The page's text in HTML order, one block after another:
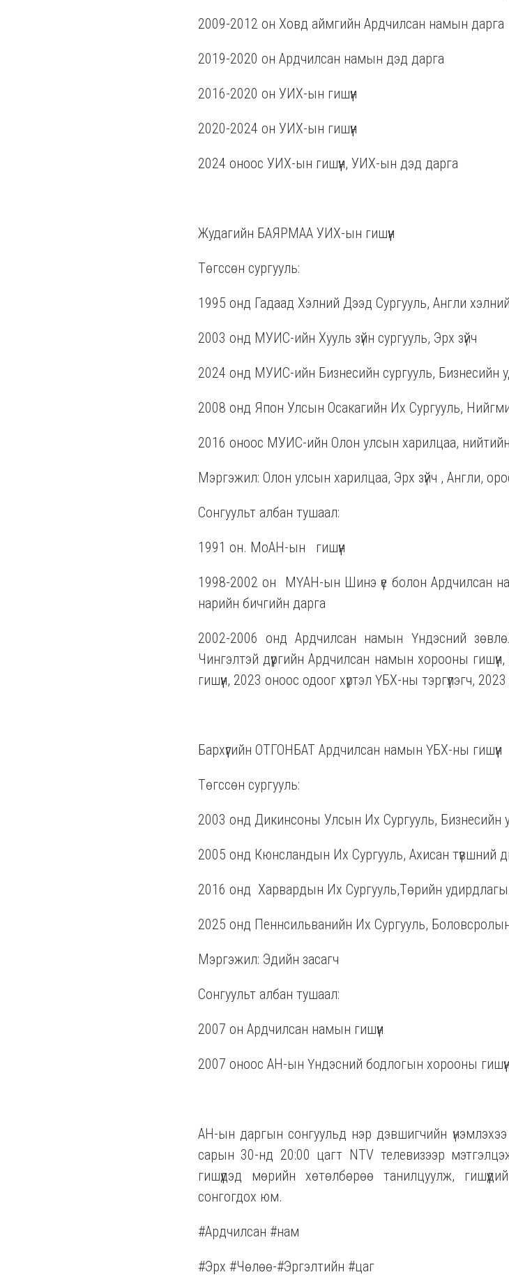
2009-2012 он Ховд аймгийн Ардчилсан намын дарга
2019-2020 он Ардчилсан намын дэд дарга
2016-2020 он УИХ-ын гишүүн
2020-2024 он УИХ-ын гишүүн
2024 оноос УИХ-ын гишүүн, УИХ-ын дэд дарга
Жудагийн БАЯРМАА УИХ-ын гишүүн
Төгссөн сургууль:
1995 онд Гадаад Хэлний Дээд Сургууль, Англи
2003 онд МУИС-ийн Хууль зүйн сургууль, Эрх зүйч
2024 онд МУИС-ийн Бизнесийн сургууль, Бизнесийн
2008 онд Япон Улсын Осакагийн Их Сургууль,
2016 оноос МУИС-ийн Олон улсын харилцаа,
Мэргэжил: Олон улсын харилцаа, Эрх зүйч , Англи,
Сонгуульт албан тушаал:
1991 он. МоАН-ын гишүүн
1998-2002 он
МҮАН-ын Шинэ үе болон Ардчилсан
нарийн бичгийн дарга
2002-2006 онд Ардчилсан намын Үндэсний
Чингэлтэй дүүргийн Ардчилсан намын хорооны
гишүүн, 2023 оноос одоог хүртэл ҮБХ-ны тэргүүлэгч,
Бархүүгийн ОТГОНБАТ Ардчилсан намын ҮБХ-ны гишүүн
Төгссөн сургууль:
2003 онд Дикинсоны Улсын Их Сургууль, Бизнесийн
2005 онд Кюнсландын Их Сургууль, Ахисан түвшний
2016 онд Харвардын Их Сургууль,Төрийн
2025 онд Пеннсильванийн Их Сургууль,
Мэргэжил: Эдийн засагч
Сонгуульт албан тушаал:
2007 он Ардчилсан намын гишүүн
2007 оноос АН-ын Үндэсний бодлогын хорооны гишүүн
АН-ын даргын сонгуульд нэр дэвшигчийн
сарын 30-нд 20:00 цагт NTV телевизээр
гишүүдэд мөрийн хөтөлбөрөө танилцуулж,
сонгогдох юм.
#Ардчилсан #нам
#Эрх #Чөлөө-#Эргэлтийн #цаг